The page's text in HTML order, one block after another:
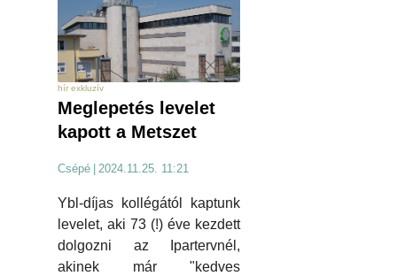
hír exkluzív
Meglepetés levelet
kapott a Metszet
Csépé 2024.11.25. 11:21
Ybl-díjas kollégától kaptunk
levelet, aki 73 (!) éve kezdett
dolgozni az Ipartervnél,
akinek már "kedves